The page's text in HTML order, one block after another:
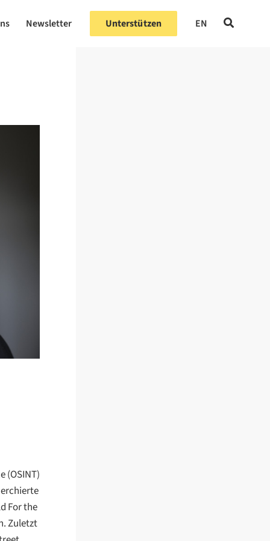
Newsletter Unterstützen EN
(OSINT)
For the
Zuletzt